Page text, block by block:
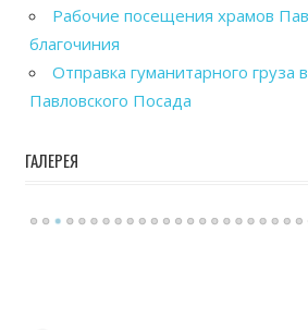
Рабочие посещения храмов
благочиния
Отправка гуманитарного груза
Павловского Посада
ГАЛЕРЕЯ